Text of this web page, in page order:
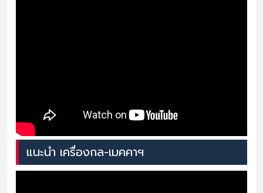
แนะนำ เครื่องกล-เมคคาฯ